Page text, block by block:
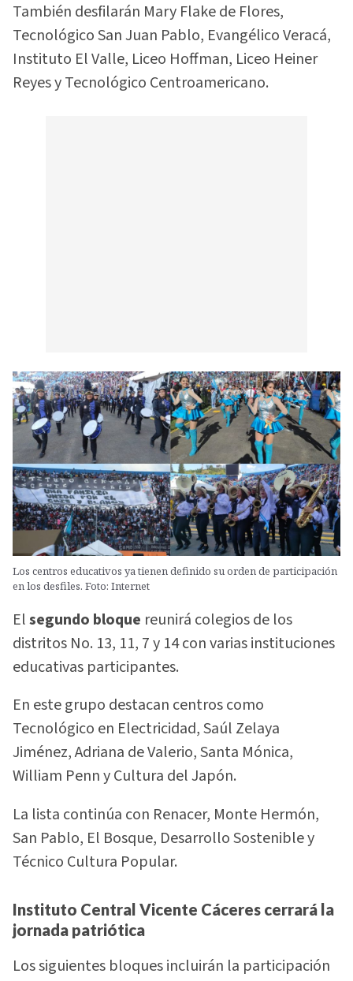
También desfilarán Mary Flake de Flores,
Tecnológico San Juan Pablo, Evangélico Veracá,
Instituto El Valle, Liceo Hoffman, Liceo Heiner
Reyes y Tecnológico Centroamericano.
Los centros educativos ya tienen definido su orden de participación
en los desfiles. Foto: Internet
Elsegundo bloque reunirá colegios de los
distritos No. 13, 11, 7 y 14 con varias instituciones
educativas participantes.
En este grupo destacan centros como
Tecnológico en Electricidad, Saúl Zelaya
Jiménez, Adriana de Valerio, Santa Mónica,
William Penn y Cultura del Japón.
La lista continúa con Renacer, Monte Hermón,
San Pablo, El Bosque, Desarrollo Sostenible y
Técnico Cultura Popular.
Instituto Central Vicente Cáceres cerrará la
jornada patriótica
Los siguientes bloques incluirán la participación